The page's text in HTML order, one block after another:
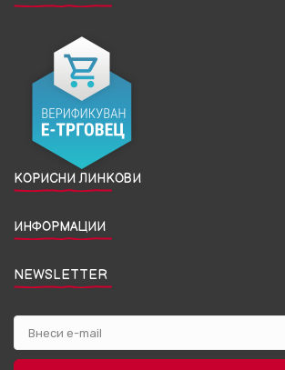
КОРИСНИ ЛИНКОВИ
ИНФОРМАЦИИ
NEWSLETTER